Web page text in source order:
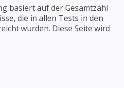
basiert auf der Gesamtzahl
die in allen Tests in den
wurden. Diese Seite wird